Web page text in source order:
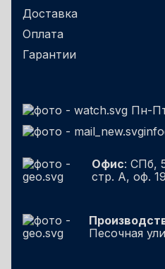
Доставка
Оплата
Гарантии
Пн-
Офис: СПб,
стр. А, оф.
Песочная